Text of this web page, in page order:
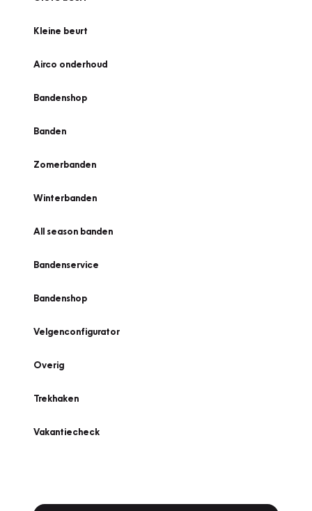
Kleine beurt
Airco onderhoud
Bandenshop
Banden
Zomerbanden
Winterbanden
All season banden
Bandenservice
Bandenshop
Velgenconfigurator
Overig
Trekhaken
Vakantiecheck